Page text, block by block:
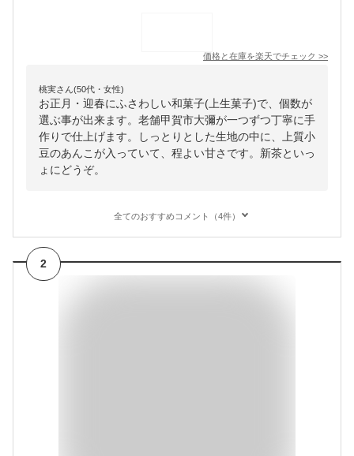
価格と在庫を楽天でチェック >>
桃実さん(50代・女性)
お正月・迎春にふさわしい和菓子(上生菓子)で、個数が
選ぶ事が出来ます。老舗甲賀市大彌が一つずつ丁寧に手
作りで仕上げます。しっとりとした生地の中に、上質小
豆のあんこが入っていて、程よい甘さです。新茶といっ
ょにどうぞ。
全てのおすすめコメント（4件）
2